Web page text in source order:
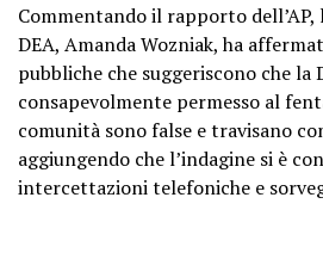
Commentando il rapporto
DEA, Amanda Wozniak, ha
pubbliche che suggeriscono che la
consapevolmente permesso al
comunità sono false e travisano
aggiungendo che l’indagine si è
intercettazioni telefoniche e